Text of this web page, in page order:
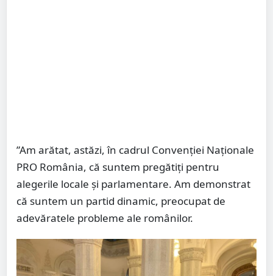
”Am arătat, astăzi, în cadrul Convenției Naționale
PRO România, că suntem pregătiți pentru
alegerile locale și parlamentare. Am demonstrat
că suntem un partid dinamic, preocupat de
adevăratele probleme ale românilor.